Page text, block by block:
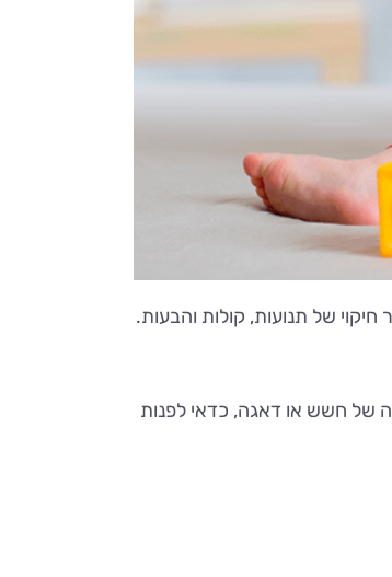
של תנועות, קולות והבעות.
של חשש או דאגה, כדאי לפנות